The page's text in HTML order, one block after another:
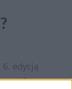
edycją
?